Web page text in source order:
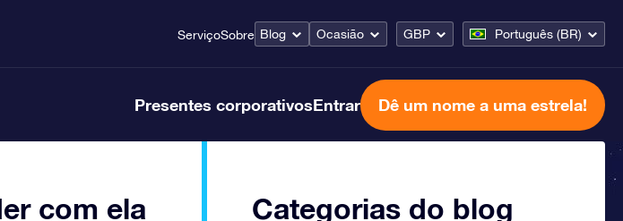
ServiçoSobre Blog Ocasião GBP Português (BR)
Presentes corporativosEntrar Dê um nome a uma estrela!
com ela
Categorias do blog